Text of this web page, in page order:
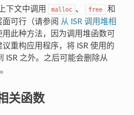
下文中调用 malloc 、 free
和
可行（请参阅 从 ISR 调用堆相
此种方法，因为调用堆函数可
重构应用程序，将 ISR 使用的
ISR 之外。之后可能会删除从
关函数